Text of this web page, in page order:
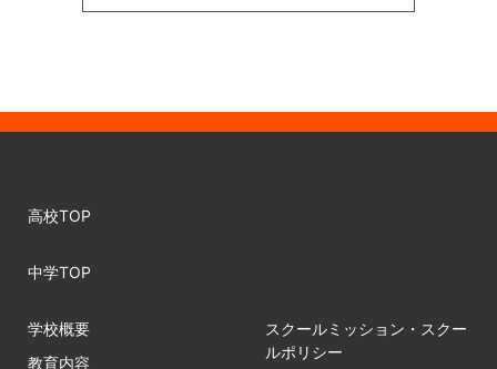
高校TOP
中学TOP
学校概要
教育内容
スクールミッション・スクー
ルポリシー